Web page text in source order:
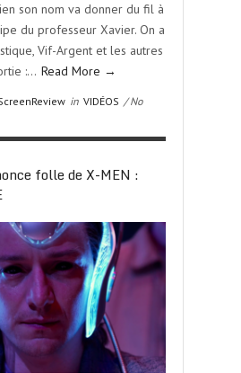
son nom va donner du fil à
du professeur Xavier. On a
Vif-Argent et les autres
:… Read More →
in VIDÉOS / No
folle de X-MEN :